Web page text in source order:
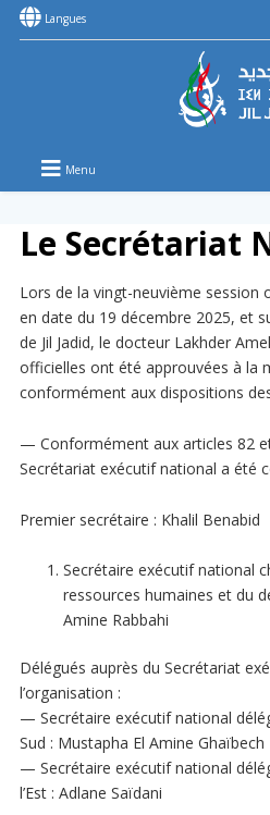
Langues
Menu
Le Secrétariat
Lors de la vingt-neuvième session
en date du 19 décembre 2025, et
de Jil Jadid, le docteur Lakhder
officielles ont été approuvées à la
conformément aux dispositions
— Conformément aux articles 82
Secrétariat exécutif national a été
Premier secrétaire : Khalil Benabid
Secrétaire exécutif national
ressources humaines et du
Amine Rabbahi
Délégués auprès du Secrétariat
l’organisation :
— Secrétaire exécutif national
Sud : Mustapha El Amine Ghaïbech
— Secrétaire exécutif national
l’Est : Adlane Saïdani